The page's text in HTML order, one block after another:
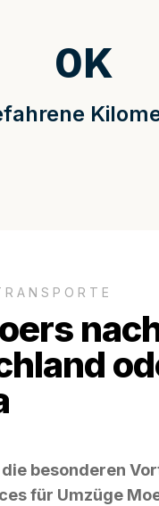
0K
besonderen
für Umzüge